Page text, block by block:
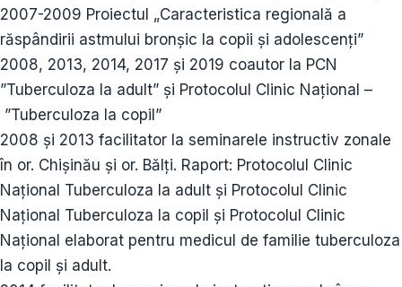
2007-2009 Proiectul „Caracteristica regională a
răspândirii astmului bronşic la copii şi adolescenţi”
2008, 2013, 2014, 2017 și 2019 coautor la PCN
”Tuberculoza la adult” şi Protocolul Clinic Național –
”Tuberculoza la copil”
2008 şi 2013 facilitator la seminarele instructiv zonale
în or. Chişinău şi or. Bălţi. Raport: Protocolul Clinic
Național Tuberculoza la adult şi Protocolul Clinic
Național Tuberculoza la copil şi Protocolul Clinic
Național elaborat pentru medicul de familie tuberculoza
la copil şi adult.